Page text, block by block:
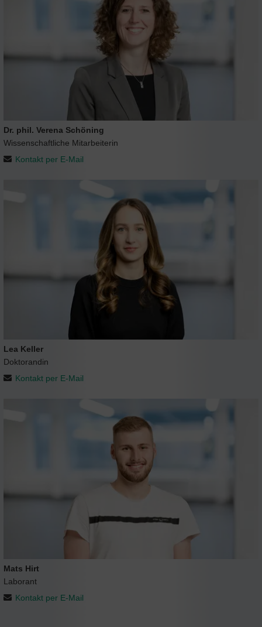
Dr. phil. Verena Schöning
Wissenschaftliche Mitarbeiterin
Kontakt per E-Mail
Lea Keller
Doktorandin
Kontakt per E-Mail
Mats Hirt
Laborant
Kontakt per E-Mail